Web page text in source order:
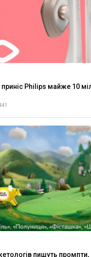
Philips майже 10
пишуть промпти,